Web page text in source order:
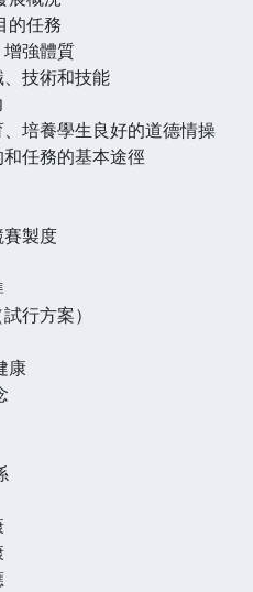
的任務
強體質
技術和技能
培養學生良好的道德情操
任務的基本途徑
製度
行方案）
康